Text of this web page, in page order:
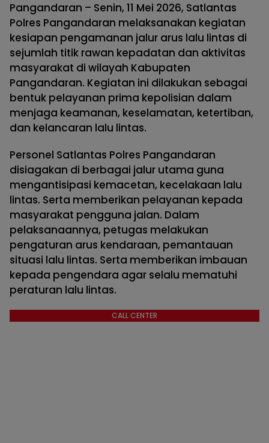
Pangandaran – Senin, 11 Mei 2026, Satlantas
Polres Pangandaran melaksanakan kegiatan
kesiapan pengamanan jalur arus lalu lintas di
sejumlah titik rawan kepadatan dan aktivitas
masyarakat di wilayah Kabupaten
Pangandaran. Kegiatan ini dilakukan sebagai
bentuk pelayanan prima kepolisian dalam
menjaga keamanan, keselamatan, ketertiban,
dan kelancaran lalu lintas.
Personel Satlantas Polres Pangandaran
disiagakan di berbagai jalur utama guna
mengantisipasi kemacetan, kecelakaan lalu
lintas. Serta memberikan pelayanan kepada
masyarakat pengguna jalan. Dalam
pelaksanaannya, petugas melakukan
pengaturan arus kendaraan, pemantauan
situasi lalu lintas. Serta memberikan imbauan
kepada pengendara agar selalu mematuhi
peraturan lalu lintas.
CALL CENTER